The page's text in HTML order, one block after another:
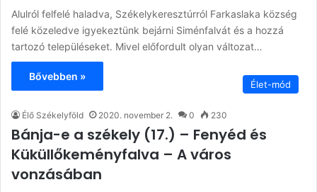
Alulról felfelé haladva, Székelykeresztúrról Farkaslaka község
felé közeledve igyekeztünk bejárni Siménfalvát és a hozzá
tartozó településeket. Mivel előfordult olyan változat…
Bővebben »
Élet-mód
Élő Székelyföld 2020. november 2. 0 230
Bánja-e a székely (17.) – Fenyéd és
Küküllőkeményfalva – A város
vonzásában